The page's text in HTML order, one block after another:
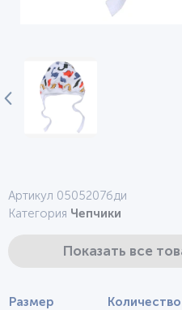
Артикул 0505207бди
Категория Чепчики
Показать все
Размер Количество